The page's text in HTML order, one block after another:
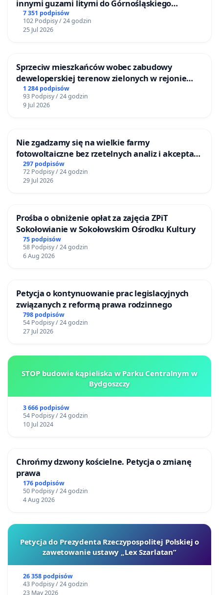
innymi guzami litymi do Górnośląskiego
Centrum Zdrowia Dziecka w Katowicach
7 351 podpisów
102 Podpisy / 24 godzin
25 Jul 2026
Sprzeciw mieszkańców wobec zabudowy
deweloperskiej terenow zielonych w rejonie
Bulwarów Straceńskich w Bielsku-Białej
1 284 podpisów
93 Podpisy / 24 godzin
9 Jul 2026
Nie zgadzamy się na wielkie farmy
fotowoltaiczne bez rzetelnych analiz i akceptacji
mieszkańców
297 podpisów
72 Podpisy / 24 godzin
29 Jul 2026
Prośba o obniżenie opłat za zajęcia ZPiT
Sokołowianie w Sokołowskim Ośrodku Kultury
75 podpisów
58 Podpisy / 24 godzin
6 Aug 2026
Petycja o kontynuowanie prac legislacyjnych
związanych z reformą prawa rodzinnego
798 podpisów
54 Podpisy / 24 godzin
27 Jul 2026
STOP budowie kąpieliska w Parku Centralnym w
Bydgoszczy
3 666 podpisów
54 Podpisy / 24 godzin
10 Jul 2024
Chrońmy dzwony kościelne. Petycja o zmianę
prawa
176 podpisów
50 Podpisy / 24 godzin
4 Aug 2026
Petycja do Prezydenta Rzeczypospolitej Polskiej o
zawetowanie ustawy „Lex Szarlatan”
26 358 podpisów
43 Podpisy / 24 godzin
23 May 2026